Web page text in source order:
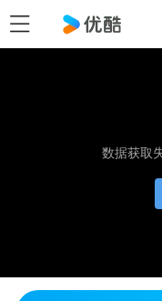
数据获取